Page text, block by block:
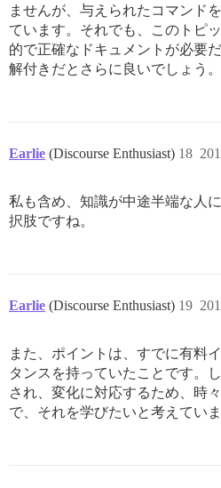
ませんが、与えられたコマンド
ています。それでも、このトピ
的で正確なドキュメントが必要
解付きだとさらに良いでしょう。
Earlie (Discourse Enthusiast) 18
私も含め、知識が中途半端な人
択肢ですね。
Earlie (Discourse Enthusiast) 19
また、ポイントは、すでに有料
タンスを持っていたことです。
され、変化に対応するため、時
で、それを学びたいと考えていま